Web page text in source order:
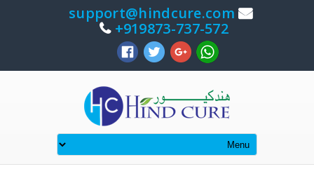
support@hindcure.com
919873-737-572+